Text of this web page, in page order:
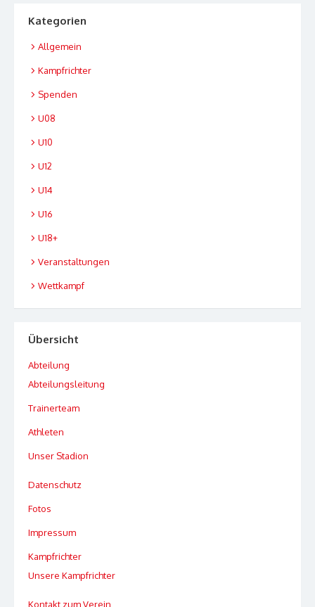
Kategorien
Allgemein
Kampfrichter
Spenden
U08
U10
U12
U14
U16
U18+
Veranstaltungen
Wettkampf
Übersicht
Abteilung
Abteilungsleitung
Trainerteam
Athleten
Unser Stadion
Datenschutz
Fotos
Impressum
Kampfrichter
Unsere Kampfrichter
Kontakt zum Verein